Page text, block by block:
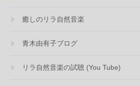
癒しのリラ自然音楽
青木由有子ブログ
リラ自然音楽の試聴 (You Tube)